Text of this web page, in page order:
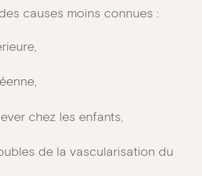
causes moins connues :
chez les enfants,
de la vascularisation du